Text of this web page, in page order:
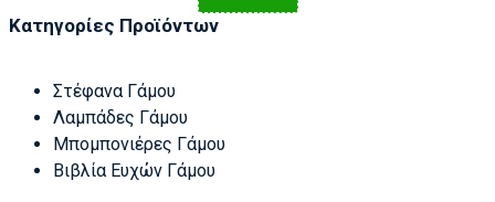
Κατηγορίες Προϊόντων
Στέφανα Γάμου
Λαμπάδες Γάμου
Μπομπονιέρες Γάμου
Βιβλία Ευχών Γάμου